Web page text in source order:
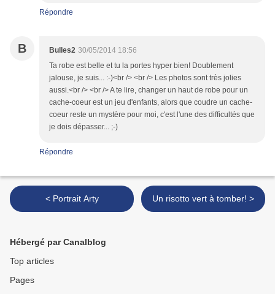
Répondre
B Bulles2 30/05/2014 18:56
Ta robe est belle et tu la portes hyper bien! Doublement
jalouse, je suis... :-)<br /> <br /> Les photos sont très jolies
aussi.<br /> <br /> A te lire, changer un haut de robe pour un
cache-coeur est un jeu d'enfants, alors que coudre un cache-
coeur reste un mystère pour moi, c'est l'une des difficultés que
je dois dépasser... ;-)
Répondre
< Portrait Arty Un risotto vert à tomber! >
Hébergé par Canalblog
Top articles
Pages